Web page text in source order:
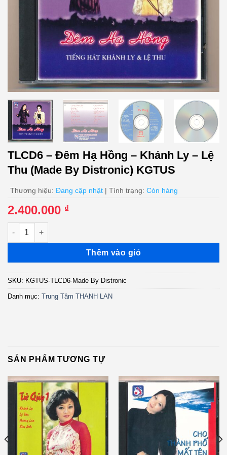
TLCD6 – Đêm Hạ Hồng – Khánh Ly – Lệ
Thu (Made By Distronic) KGTUS
Thương hiệu: Đang cập nhật | Tình trạng: Còn hàng
2.400.000 ₫
TLCD6 - Đêm Hạ Hồng - Khánh Ly - Lệ Thu (Made By
Thêm vào giỏ
SKU: KGTUS-TLCD6-Made By Distronic
Danh mục: Trung Tâm THANH LAN
SẢN PHẨM TƯƠNG TỰ